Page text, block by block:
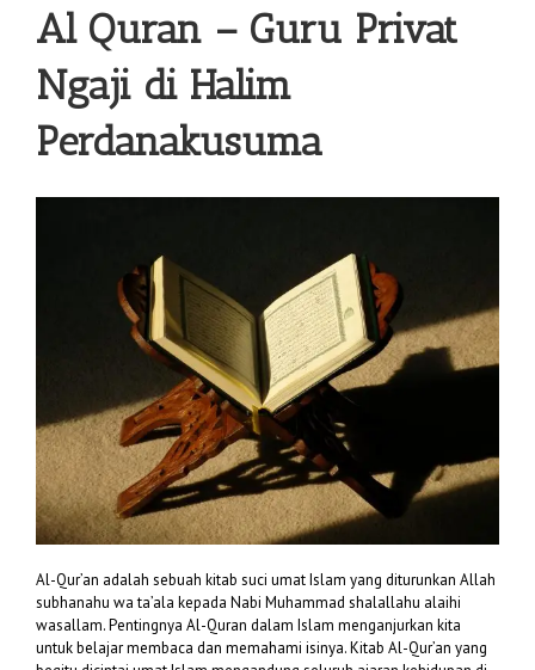
Al Quran – Guru Privat
Ngaji di Halim
Perdanakusuma
Al-Qur’an adalah sebuah kitab suci umat Islam yang diturunkan Allah
subhanahu wa ta’ala kepada Nabi Muhammad shalallahu alaihi
wasallam. Pentingnya Al-Quran dalam Islam menganjurkan kita
untuk belajar membaca dan memahami isinya. Kitab Al-Qur’an yang